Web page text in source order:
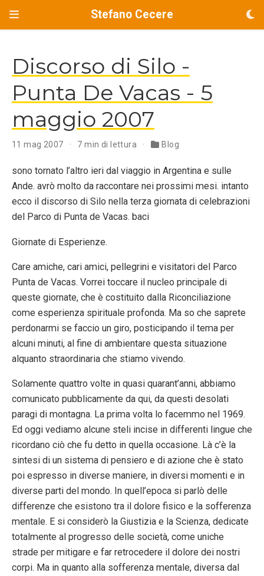
Stefano Cecere
Discorso di Silo -
Punta De Vacas - 5
maggio 2007
11 mag 2007 7 min di lettura Blog
sono tornato l’altro ieri dal viaggio in Argentina e sulle
Ande. avrò molto da raccontare nei prossimi mesi. intanto
ecco il discorso di Silo nella terza giornata di celebrazioni
del Parco di Punta de Vacas. baci
Giornate di Esperienze.
Care amiche, cari amici, pellegrini e visitatori del Parco
Punta de Vacas. Vorrei toccare il nucleo principale di
queste giornate, che è costituito dalla Riconciliazione
come esperienza spirituale profonda. Ma so che saprete
perdonarmi se faccio un giro, posticipando il tema per
alcuni minuti, al fine di ambientare questa situazione
alquanto straordinaria che stiamo vivendo.
Solamente quattro volte in quasi quarant’anni, abbiamo
comunicato pubblicamente da qui, da questi desolati
paragi di montagna. La prima volta lo facemmo nel 1969.
Ed oggi vediamo alcune steli incise in differenti lingue che
ricordano ciò che fu detto in quella occasione. Là c’è la
sintesi di un sistema di pensiero e di azione che è stato
poi espresso in diverse maniere, in diversi momenti e in
diverse parti del mondo. In quell’epoca si parlò delle
differenze che esistono tra il dolore fisico e la sofferenza
mentale. E si considerò la Giustizia e la Scienza, dedicate
totalmente al progresso delle società, come uniche
strade per mitigare e far retrocedere il dolore dei nostri
corpi. Ma in quanto alla sofferenza mentale, diversa dal